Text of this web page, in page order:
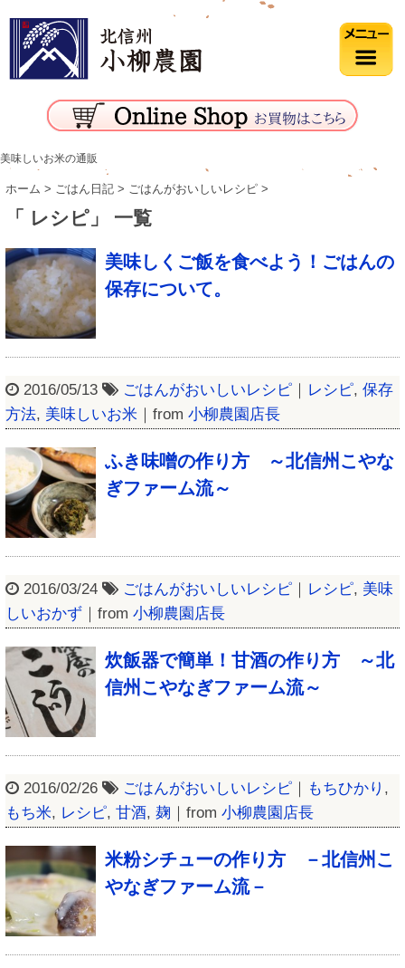
美味しいお米の通販
ホーム > ごはん日記 > ごはんがおいしいレシピ >
「 レシピ」 一覧
美味しくご飯を食べよう！ごはんの
保存について。
2016/05/13 ごはんがおいしいレシピ ｜ レシピ, 保存
方法, 美味しいお米 ｜from 小柳農園店長
ふき味噌の作り方 ～北信州こやな
ぎファーム流～
2016/03/24 ごはんがおいしいレシピ ｜ レシピ, 美味
しいおかず ｜from 小柳農園店長
炊飯器で簡単！甘酒の作り方 ～北
信州こやなぎファーム流～
2016/02/26 ごはんがおいしいレシピ ｜ もちひかり ,
もち米, レシピ, 甘酒, 麹 ｜from 小柳農園店長
米粉シチューの作り方 －北信州こ
やなぎファーム流－